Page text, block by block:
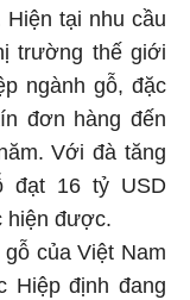
Hiện tại nhu cầu
trường thế giới
ngành gỗ, đặc
đơn hàng đến
Với đà tăng
đạt 16 tỷ USD
hiện được.
của Việt Nam
Hiệp định đang